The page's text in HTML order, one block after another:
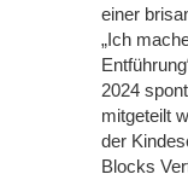
einer
„Ich
2024
mitgeteilt
der
Blocks